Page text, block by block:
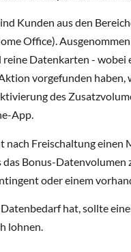
Kunden aus den
Office).
Datenkarten - wobei
vorgefunden haben,
des
App.
nach Freischaltung einen
das Bonus-
oder einem
hat, sollte
lohnen.